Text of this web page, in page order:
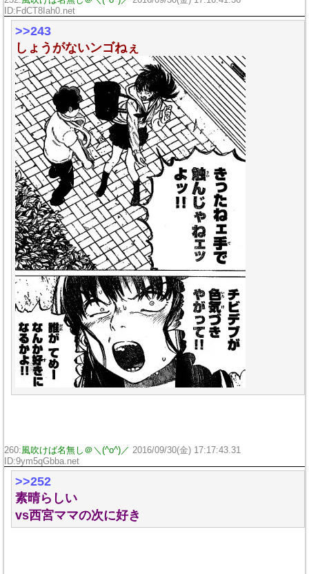
ID:FdCT8Iah0.net
>>243
しょうがないンゴねぇ
260:風吹けば名無し＠＼(^o^)／ 2016/09/30(金) 17:17:43.31
ID:9ym5qGbba.net
>>252
素晴らしい
vs西宮ママの次に好き